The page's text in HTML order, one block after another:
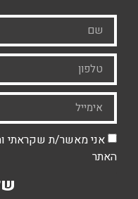
אני מאשר/ת שקראתי
האתר